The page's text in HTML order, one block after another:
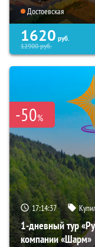
Достоевская
1620 руб.
12900руб.
-50%
17:14:35
1-дневный тур
компании «Шарм»